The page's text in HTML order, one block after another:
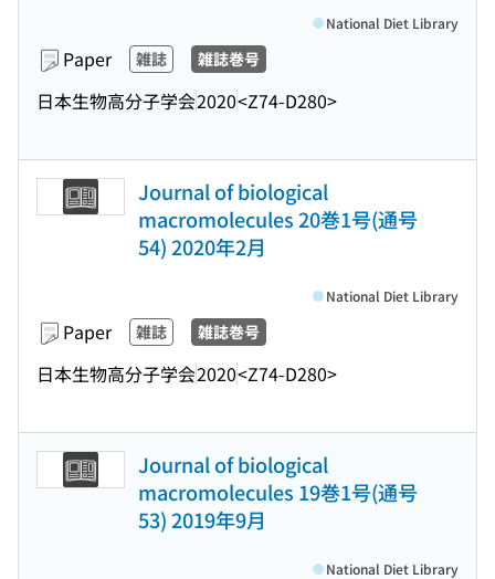
Paper 雑誌 雑誌巻号
日本生物高分子学会2020<Z74-D280>
National Diet Library
Journal of biological
macromolecules 20巻1号(通号
54) 2020年2月
Paper 雑誌 雑誌巻号
日本生物高分子学会2020<Z74-D280>
National Diet Library
Journal of biological
macromolecules 19巻1号(通号
53) 2019年9月
National Diet Library